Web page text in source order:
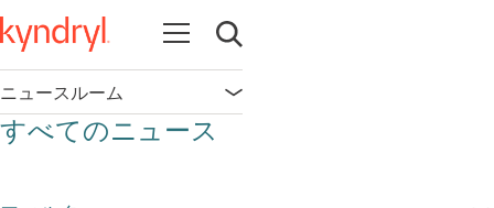
Open navigation
Open search
ニュースルーム Open navigation
すべてのニュース